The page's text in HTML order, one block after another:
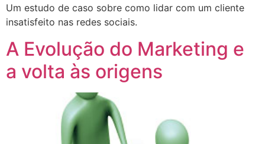
Um estudo de caso sobre como lidar com um cliente
insatisfeito nas redes sociais.
A Evolução do Marketing e
a volta às origens